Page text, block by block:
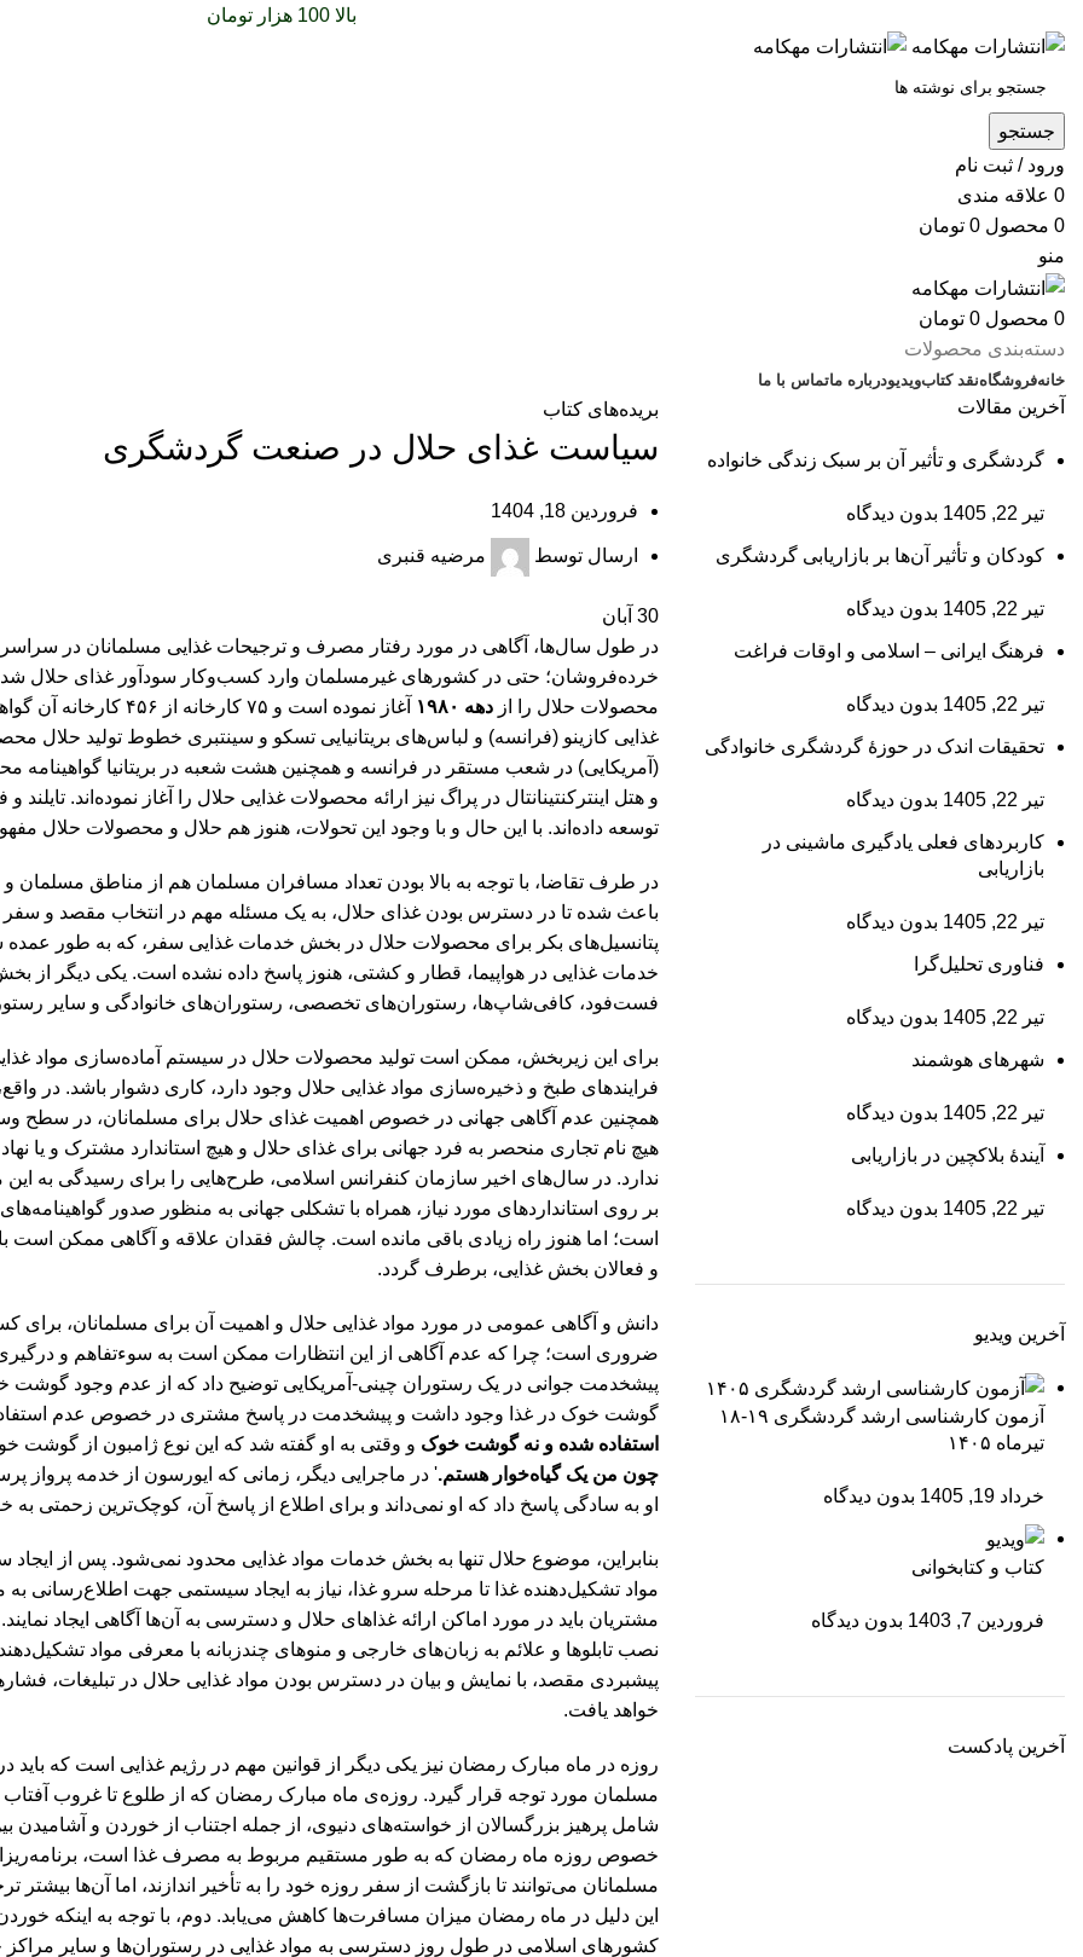
بالا 100 هزار تومان
جستجو
ورود / ثبت نام
0 علاقه مندی
0 محصول 0 تومان
منو
0 محصول 0 تومان
دسته‌بندی محصولات
خانهفروشگاهنقد کتابویدیودرباره‌ ماتماس با ما
بریده‌های کتاب
سیاست غذای حلال در صنعت گردشگری
فروردین 18, 1404
ارسال توسط مرضیه قنبری
30 آبان
در طول سال‌ها، آگاهی در مورد رفتار مصرف و ترجیحات غذایی مسلمانان در
خرده‌فروشان؛ حتی در کشورهای غیرمسلمان وارد کسب‌وکار سودآور غذای حلال
محصولات حلال را از دهه ۱۹۸۰
آغاز نموده است و ۷۵
غذایی کازینو (فرانسه) و لباس‌های بریتانیایی تسکو و سینتبری خطوط تولید
(آمریکایی) در شعب مستقر در فرانسه و همچنین هشت شعبه در بریتانیا گواهینامه
و هتل اینترکنتینانتال در پراگ نیز ارائه محصولات غذایی حلال را آغاز نموده‌اند.
توسعه داده‌اند. با این حال و با وجود این تحولات، هنوز هم حلال و محصولات حلال
در طرف تقاضا، با توجه به بالا بودن تعداد مسافران مسلمان هم از مناطق مسلمان
باعث شده تا در دسترس بودن غذای حلال، به یک مسئله مهم در انتخاب مقصد و
پتانسیل‌های بکر برای محصولات حلال در بخش خدمات غذایی سفر، که به طور عمده
خدمات غذایی در هواپیما، قطار و کشتی، هنوز پاسخ داده نشده است. یکی دیگر
فست‌فود، کافی‌شاپ‌ها، رستوران‌های تخصصی، رستوران‌های خانوادگی و سایر
برای این زیربخش، ممکن است تولید محصولات حلال در سیستم آماده‌سازی مواد
فرایندهای طبخ و ذخیره‌سازی مواد غذایی حلال وجود دارد، کاری دشوار باشد. در
همچنین عدم آگاهی جهانی در خصوص اهمیت غذای حلال برای مسلمانان، در سطح
هیچ نام تجاری منحصر به فرد جهانی برای غذای حلال و هیچ استاندارد مشترک و یا
ندارد. در سال‌های اخیر سازمان کنفرانس اسلامی، طرح‌هایی را برای رسیدگی به
بر روی استانداردهای مورد نیاز، همراه با تشکلی جهانی به منظور صدور
است؛ اما هنوز راه زیادی باقی مانده است. چالش فقدان علاقه و آگاهی ممکن
و فعالان بخش غذایی، برطرف گردد.
دانش و آگاهی عمومی در مورد مواد غذایی حلال و اهمیت آن برای مسلمانان،
ضروری است؛ چرا که عدم آگاهی از این انتظارات ممکن است به سوءتفاهم و
پیشخدمت جوانی در یک رستوران چینی-آمریکایی توضیح داد که از عدم وجود
گوشت خوک در غذا وجود داشت و پیشخدمت در پاسخ مشتری در خصوص عدم
استفاده شده و نه گوشت خوک و وقتی به او گفته شد که این نوع ژامبون از گوشت
چون من یک گیاه‌خوار هستم.' در ماجرایی دیگر، زمانی که ایورسون از خدمه
او به سادگی پاسخ داد که او نمی‌داند و برای اطلاع از پاسخ آن، کوچک‌ترین زحمتی به
بنابراین، موضوع حلال تنها به بخش خدمات مواد غذایی محدود نمی‌شود. پس از ایجاد
مواد تشکیل‌دهنده غذا تا مرحله سرو غذا، نیاز به ایجاد سیستمی جهت
مشتریان باید در مورد اماکن ارائه غذاهای حلال و دسترسی به آن‌ها آگاهی ایجاد
نصب تابلوها و علائم به زبان‌های خارجی و منوهای چندزبانه با معرفی مواد
پیشبردی مقصد، با نمایش و بیان در دسترس بودن مواد غذایی حلال در تبلیغات،
خواهد یافت.
روزه در ماه مبارک رمضان نیز یکی دیگر از قوانین مهم در رژیم غذایی است که
مسلمان مورد توجه قرار گیرد. روزه‌ی ماه مبارک رمضان که از طلوع تا غروب
شامل پرهیز بزرگسالان از خواسته‌های دنیوی، از جمله اجتناب از خوردن و
خصوص روزه ماه رمضان که به طور مستقیم مربوط به مصرف غذا است،
مسلمانان می‌توانند تا بازگشت از سفر روزه خود را به تأخیر اندازند، اما آن‌ها
این دلیل در ماه رمضان میزان مسافرت‌ها کاهش می‌یابد. دوم، با توجه به اینکه
کشورهای اسلامی در طول روز دسترسی به مواد غذایی در رستوران‌ها و سایر
آخرین مقالات
گردشگری و تأثیر آن بر سبک زندگی خانواده
تیر 22, 1405 بدون دیدگاه
کودکان و تأثیر آن‌ها بر بازاریابی گردشگری
تیر 22, 1405 بدون دیدگاه
فرهنگ ایرانی – اسلامی و اوقات فراغت
تیر 22, 1405 بدون دیدگاه
تحقیقات اندک در حوزۀ گردشگری خانوادگی
تیر 22, 1405 بدون دیدگاه
کاربردهای فعلی یادگیری ماشینی در
بازاریابی
تیر 22, 1405 بدون دیدگاه
فناوری تحلیل‌گرا
تیر 22, 1405 بدون دیدگاه
شهرهای هوشمند
تیر 22, 1405 بدون دیدگاه
آیندۀ بلاکچین در بازاریابی
تیر 22, 1405 بدون دیدگاه
آخرین ویدیو
آزمون کارشناسی ارشد گردشگری ۱۹-۱۸
تیرماه ۱۴۰۵
خرداد 19, 1405 بدون دیدگاه
کتاب و کتابخوانی
فروردین 7, 1403 بدون دیدگاه
آخرین پادکست